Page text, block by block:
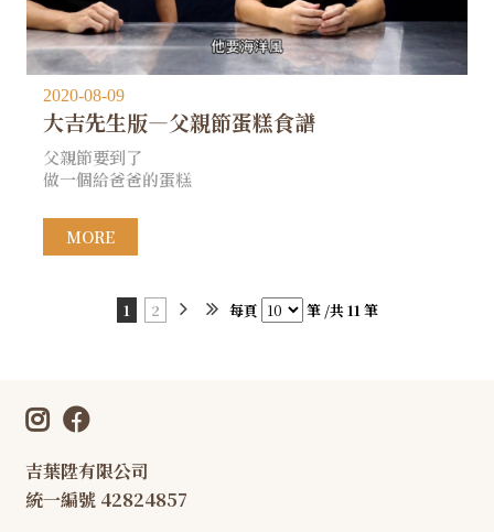
2020-08-09
大吉先生版—父親節蛋糕食譜
父親節要到了
做一個給爸爸的蛋糕
MORE
1 2 每頁 筆 /共 11 筆
吉葉陞有限公司
統一編號 42824857